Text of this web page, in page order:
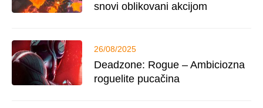
snovi oblikovani akcijom
26/08/2025
Deadzone: Rogue – Ambiciozna
roguelite pucačina